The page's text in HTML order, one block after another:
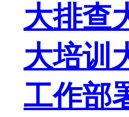
大排查
大培训
工作部